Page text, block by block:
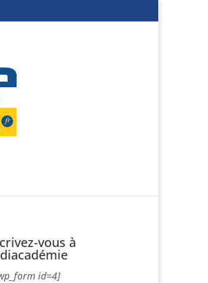
vous à
id=4]